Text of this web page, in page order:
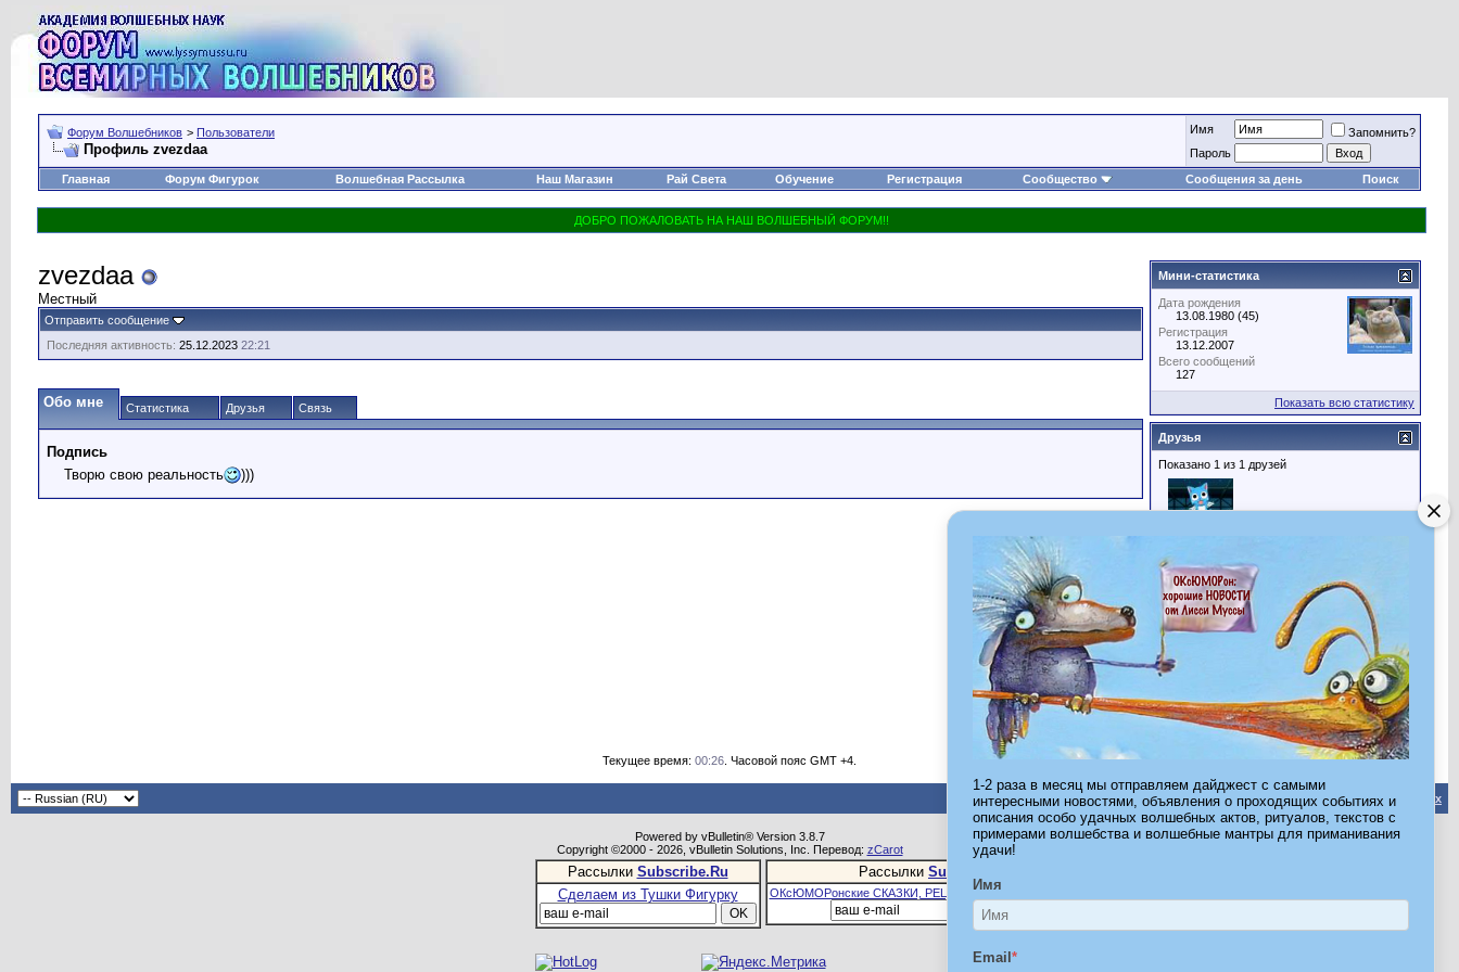
1-2 раза в месяц мы отправляем дайджест с самыми
интересными новостями, объявления о проходящих событиях и
описания особо удачных волшебных актов, ритуалов, текстов с
примерами волшебства и волшебные мантры для приманивания
удачи!
Имя
Email *
Форум Волшебников > Пользователи
Профиль zvezdaa
Имя
Запомнить?
Пароль
Главная
Форум Фигурок Волшебная Рассылка Наш Магазин Рай Света Обучение Регистрация Сообщество Сообщения за день Поиск
zvezdaa
Местный
Отправить сообщение
Последняя активность: 25.12.2023 22:21
Обо мне Статистика Друзья Связь
Подпись
Творю свою реальность
)))
Мини-статистика
Дата рождения
13.08.1980 (45)
Регистрация
13.12.2007
Всего сообщений
127
Показать всю статистику
Друзья
Показано 1 из 1 друзей
Все друзья
Последние посетители
Последние 2 посетителя(ей) этой страницы:
Фея исполняющая желания Фортуна
Эта страница была посещена6,023раз
Текущее время: 00:26 . Часовой пояс GMT +4.
Обратная связь-Форум Волшебников-Архив- Вверх
Powered by vBulletin® Version 3.8.7
Copyright ©2000 - 2026, vBulletin Solutions, Inc. Перевод: zCarot
Рассылки Subscribe.Ru
Сделаем из Тушки Фигурку
Рассылки Subscribe.Ru
ОКсЮМОРонские СКАЗКИ, РЕЦЕПТЫ И ШТУЧКИ ДЛЯ ВСЕХ